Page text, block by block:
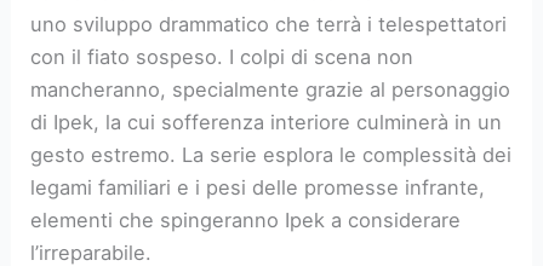
uno sviluppo drammatico che terrà i telespettatori
con il fiato sospeso. I colpi di scena non
mancheranno, specialmente grazie al personaggio
di Ipek, la cui sofferenza interiore culminerà in un
gesto estremo. La serie esplora le complessità dei
legami familiari e i pesi delle promesse infrante,
elementi che spingeranno Ipek a considerare
l’irreparabile.